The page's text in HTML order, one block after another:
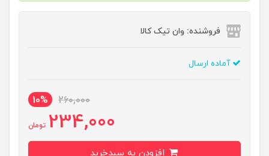
فروشنده: وان تیک کالا
آماده ارسال
260,000
10%
234,000 تومان